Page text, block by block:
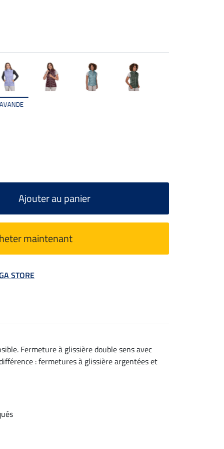
Ajouter au panier
maintenant
STORE
Fermeture à glissière double sens avec
: fermetures à glissière argentées et